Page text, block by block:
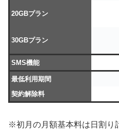
20GBプラン
30GBプラン
SMS機能
最低利用期間
契約解除料
※初月の月額基本料は日割り